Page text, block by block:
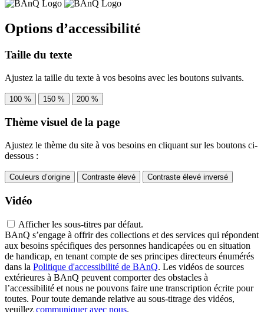
Options d’accessibilité
Taille du texte
Ajustez la taille du texte à vos besoins avec les boutons suivants.
100 % 150 % 200 %
Thème visuel de la page
Ajustez le thème du site à vos besoins en cliquant sur les boutons ci-
dessous :
Couleurs d’origine Contraste élevé Contraste élevé inversé
Vidéo
Afficher les sous-titres par défaut.
BAnQ s’engage à offrir des collections et des services qui répondent
aux besoins spécifiques des personnes handicapées ou en situation
de handicap, en tenant compte de ses principes directeurs énumérés
dans la Politique d'accessibilité de BAnQ. Les vidéos de sources
extérieures à BAnQ peuvent comporter des obstacles à
l’accessibilité et nous ne pouvons faire une transcription écrite pour
toutes. Pour toute demande relative au sous-titrage des vidéos,
veuillez communiquer avec nous.